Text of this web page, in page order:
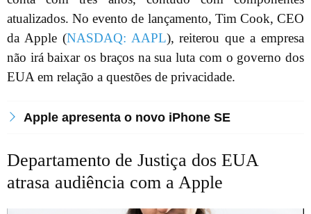
atualizados. No evento de lançamento, Tim Cook, CEO
da Apple (NASDAQ: AAPL), reiterou que a empresa
não irá baixar os braços na sua luta com o governo dos
EUA em relação a questões de privacidade.
Apple apresenta o novo iPhone SE
Departamento de Justiça dos EUA
atrasa audiência com a Apple